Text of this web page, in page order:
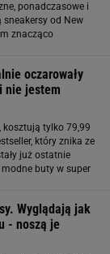
ponadczasowe i
sneakersy od New
znacząco
oczarowały
nie jestem
kosztują tylko 79,99
który znika ze
już ostatnie
modne buty w super
Wyglądają jak
- noszą je